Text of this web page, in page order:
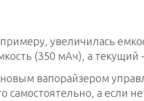
увеличилась
(350 мАч), а текущий
вапорайзером
самостоятельно, а если